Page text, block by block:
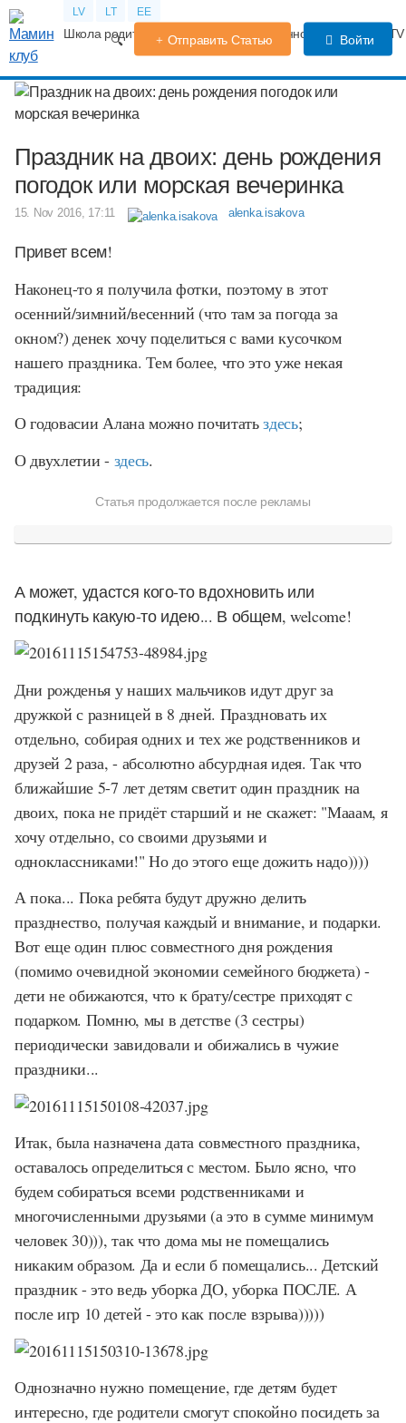
LV LT EE
Школа родителей Календарь беременности Форум
Отправить Статью Войти
Праздник на двоих: день рождения
погодок или морская вечеринка
15. Nov 2016, 17:11 alenka.isakova
Привет всем!
Наконец-то я получила фотки, поэтому в этот
осенний/зимний/весенний (что там за погода за
окном?) денек хочу поделиться с вами кусочком
нашего праздника. Тем более, что это уже некая
традиция:
О годовасии Алана можно почитатьздесь;
О двухлетии - здесь.
Статья продолжается после рекламы
А может, удастся кого-то вдохновить или
подкинуть какую-то идею... В общем, welcome!
Дни рожденья у наших мальчиков идут друг за
дружкой с разницей в 8 дней. Праздновать их
отдельно, собирая одних и тех же родственников и
друзей 2 раза, - абсолютно абсурдная идея. Так что
ближайшие 5-7 лет детям светит один праздник на
двоих, пока не придёт старший и не скажет: "Мааам, я
хочу отдельно, со своими друзьями и
одноклассниками!" Но до этого еще дожить надо))))
А пока... Пока ребята будут дружно делить
празднество, получая каждый и внимание, и подарки.
Вот еще один плюс совместного дня рождения
(помимо очевидной экономии семейного бюджета) -
дети не обижаются, что к брату/сестре приходят с
подарком. Помню, мы в детстве (3 сестры)
периодически завидовали и обижались в чужие
праздники...
Итак, была назначена дата совместного праздника,
оставалось определиться с местом. Было ясно, что
будем собираться всеми родственниками и
многочисленными друзьями (а это в сумме минимум
человек 30))), так что дома мы не помещались
никаким образом. Да и если б помещались... Детский
праздник - это ведь уборка ДО, уборка ПОСЛЕ. А
после игр 10 детей - это как после взрыва)))))
Однозначно нужно помещение, где детям будет
интересно, где родители смогут спокойно посидеть за